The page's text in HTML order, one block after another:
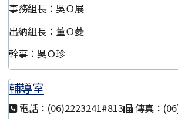
事務組長：吳Ｏ展
出納組長：董Ｏ菱
幹事：吳Ｏ珍
輔導室
電話：(06)2223241#813 傳真：